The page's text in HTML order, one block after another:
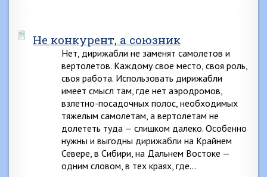
Не конкурент, а союзник
Нет, дирижабли не заменят самолетов и
вертолетов. Каждому свое место, своя роль,
своя работа. Использовать дирижабли
имеет смысл там, где нет аэродромов,
взлетно-посадочных полос, необходимых
тяжелым самолетам, а вертолетам не
долететь туда — слишком далеко. Особенно
нужны и выгодны дирижабли на Крайнем
Севере, в Сибири, на Дальнем Востоке —
одним словом, в тех краях, где…